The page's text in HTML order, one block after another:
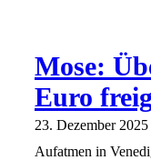
Mose:
Euro
23. Dezember 2025
Aufatmen in